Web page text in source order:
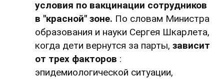
условия по вакцинации сотрудников
в "красной" зоне. По словам Министра
образования и науки Сергея Шкарлета,
когда дети вернутся за парты, зависит
от трех факторов :
эпидемиологической ситуации,